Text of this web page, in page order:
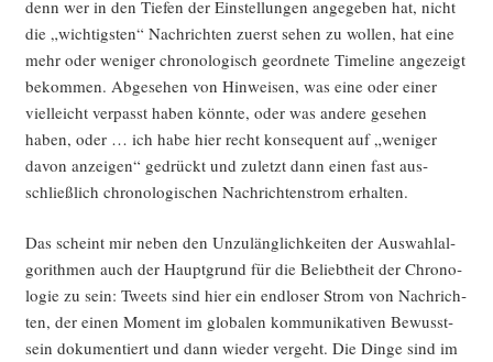
denn wer in den Tie­fen der Ein­stel­lun­gen ange­ge­ben hat, nicht
die „wich­tigs­ten“ Nach­rich­ten zuerst sehen zu wol­len, hat eine
mehr oder weni­ger chro­no­lo­gisch geord­ne­te Time­line ange­zeigt
bekom­men. Abge­se­hen von Hin­wei­sen, was eine oder einer
viel­leicht ver­passt haben könn­te, oder was ande­re gese­hen
haben, oder … ich habe hier recht kon­se­quent auf „weni­ger
davon anzei­gen“ gedrückt und zuletzt dann einen fast aus­
schließ­lich chro­no­lo­gi­schen Nach­rich­ten­strom erhalten.
Das scheint mir neben den Unzu­läng­lich­kei­ten der Aus­wahl­al­
go­rith­men auch der Haupt­grund für die Beliebt­heit der Chro­no­
lo­gie zu sein: Tweets sind hier ein end­lo­ser Strom von Nach­rich­
ten, der einen Moment im glo­ba­len kom­mu­ni­ka­ti­ven Bewusst­
sein doku­men­tiert und dann wie­der ver­geht. Die Din­ge sind im